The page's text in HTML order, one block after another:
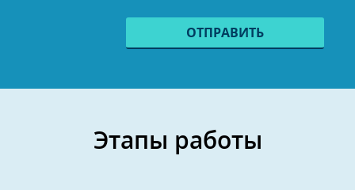
Этапы работы